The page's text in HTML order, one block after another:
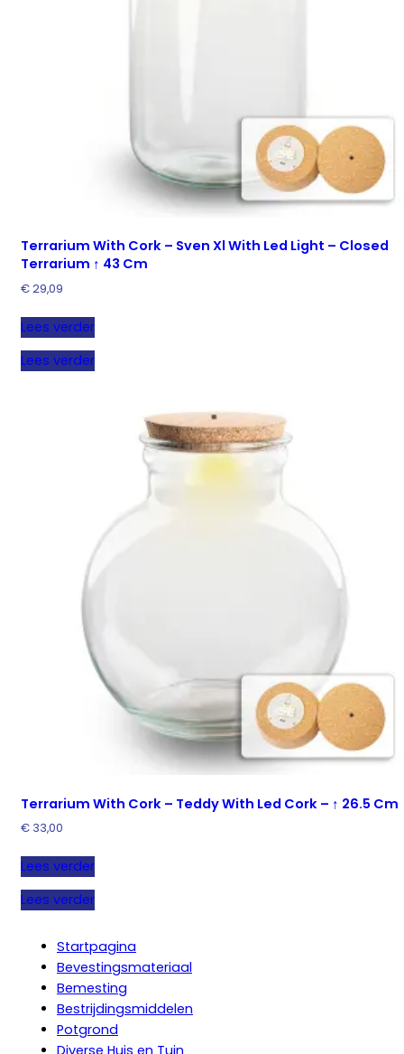
Terrarium With Cork – Sven Xl With Led Light – Closed
Terrarium ↑ 43 Cm
€29,09
Lees verder
Lees verder
Terrarium With Cork – Teddy With Led Cork – ↑ 26.5 Cm
€ 33,00
Lees verder
Lees verder
Startpagina
Bevestingsmateriaal
Bemesting
Bestrijdingsmiddelen
Potgrond